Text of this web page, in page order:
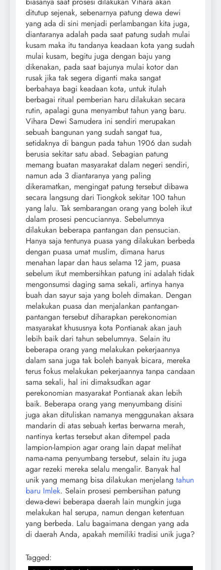
ditutup sejenak, sebenarnya patung dewa dewi
yang ada di sini menjadi perlambangan kita juga,
diantaranya adalah pada saat patung sudah mulai
kusam maka itu tandanya keadaan kota yang sudah
mulai kusam, begitu juga dengan baju yang
dikenakan, pada saat bajunya mulai kotor dan
rusak jika tak segera diganti maka sangat
berbahaya bagi keadaan kota, untuk itulah
berbagai ritual pemberian haru dilakukan secara
rutin, apalagi guna menyambut tahun yang baru.
Vihara Dewi Samudera ini sendiri merupakan
sebuah bangunan yang sudah sangat tua,
setidaknya di bangun pada tahun 1906 dan sudah
berusia sekitar satu abad. Sebagian patung
memang buatan masyarakat dalam negeri sendiri,
namun ada 3 diantaranya yang paling
dikeramatkan, mengingat patung tersebut dibawa
secara langsung dari Tiongkok sekitar 100 tahun
yang lalu. Tak sembarangan orang yang boleh ikut
dalam prosesi pencuciannya. Sebelumnya
dilakukan beberapa pantangan dan pensucian.
Hanya saja tentunya puasa yang dilakukan berbeda
dengan puasa umat muslim, dimana harus
menahan lapar dan haus selama 12 jam, puasa
sebelum ikut membersihkan patung ini adalah tidak
mengonsumsi daging sama sekali, artinya hanya
buah dan sayur saja yang boleh dimakan. Dengan
melakukan puasa dan menjalankan pantangan-
pantangan tersebut diharapkan perekonomian
masyarakat khususnya kota Pontianak akan jauh
lebih baik dari tahun sebelumnya. Selain itu
beberapa orang yang melakukan pekerjaannya
dalam sana juga tak boleh banyak bicara, mereka
terus fokus melakukan pekerjaannya tanpa candaan
sama sekali, hal ini dimaksudkan agar
perekonomian masyarakat Pontianak akan lebih
baik. Beberapa orang yang menyumbang disini
juga akan dituliskan namanya menggunakan aksara
mandarin di atas sebuah kertas berwarna merah,
nantinya kertas tersebut akan ditempel pada
lampion-lampion agar orang lain dapat melihat
nama-nama penyumbang tersebut, selain itu juga
agar rezeki mereka selalu mengalir. Banyak hal
unik yang memang bisa dilakukan menjelang tahun
baru Imlek. Selain prosesi pembersihan patung
dewa-dewi beberapa daerah lain mungkin juga
melakukan hal serupa, namun dengan ketentuan
yang berbeda. Lalu bagaimana dengan yang ada
di daerah Anda, apakah memiliki tradisi unik juga?
Tagged: